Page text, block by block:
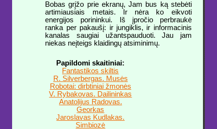
Bobas grįžo prie ekranų, Jam bus ką stebėti
artimiausiais metais. Ir nėra ko eikvoti
energijos porininkui. Iš įpročio perbraukė
ranka per pakaušį: ir jungiklis, ir informacinis
kanalas saugiai užantspauduoti. Jau jam
niekas neįteigs klaidingų atsiminimų.
Papildomi skaitiniai:
Fantastikos skiltis
R. Silverbergas. Musės
Robotai: dirbtiniai žmonės
V. Rybakovas. Dailininkas
Anatolijus Radovas.
Georkas
Jaroslavas Kudlakas.
Simbiozė